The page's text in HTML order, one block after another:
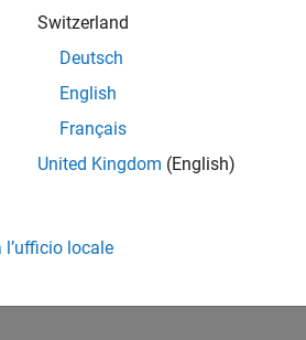
Switzerland
Deutsch
English
Français
United Kingdom (English)
l’ufficio locale